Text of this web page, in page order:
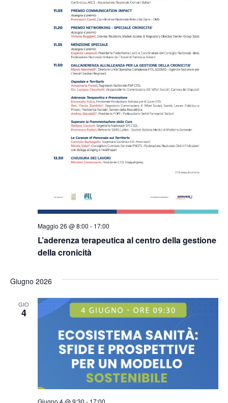
L’aderenza terapeutica al centro della gestione
della cronicità
Maggio 26 @ 8:00 - 17:00
Giugno 2026
GIO
4